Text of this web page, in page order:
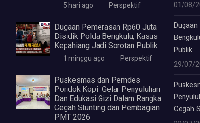
5 hari ago Perspektif
Dugaan Pemerasan Rp60 Juta
Disidik Polda Bengkulu, Kasus
Kepahiang Jadi Sorotan Publik
1 minggu ago Perspektif
Puskesmas dan Pemdes
Pondok Kopi Gelar Penyuluhan
Dan Edukasi Gizi Dalam Rangka
Cegah Stunting dan Pembagian
PMT 2026
01/08/
Publik
29/07/
Cegah